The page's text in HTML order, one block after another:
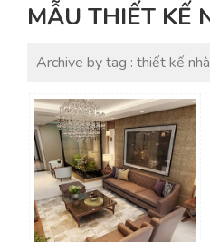
MẪU THIẾT KẾ
Archive by tag : thiết kế